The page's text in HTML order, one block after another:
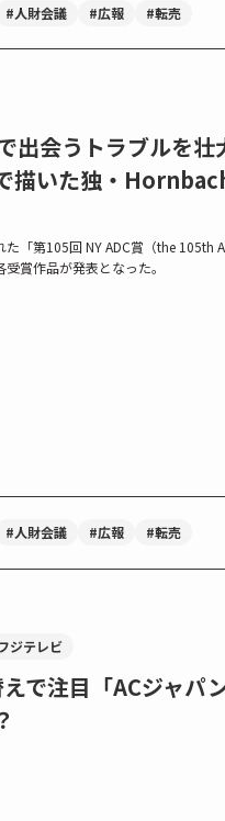
#人財会議 #広報 #転売
出会うトラブルを壮
描いた独・
「第105回 NY ADC賞（the 105th
賞作品が発表となった。
#人財会議 #広報 #転売
ジテレビ
で注目「ACジャパン